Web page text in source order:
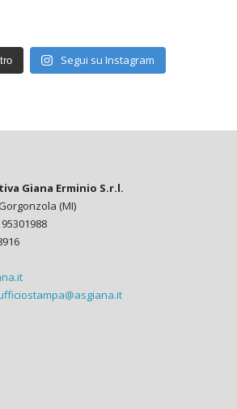
Segui su Instagram
Giana Erminio S.r.l.
(MI)